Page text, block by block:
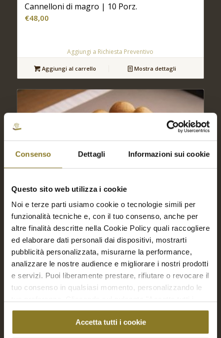
Consenso Dettagli Informazioni sui cookie
Questo sito web utilizza i cookie
Noi e terze parti usiamo cookie o tecnologie simili per
funzionalità tecniche e, con il tuo consenso, anche per
altre finalità descritte nella Cookie Policy quali raccogliere
ed elaborare dati personali dai dispositivi, mostrarti
pubblicità personalizzata, misurarne la performance,
analizzare le nostre audience e migliorare i nostri prodotti
e servizi. Puoi liberamente prestare, rifiutare o revocare il
tuo consenso in qualsiasi momento, personalizzando le
cookie" acconsenti all'uso di tali tecnologie per tutte le
finalità indicate. Cliccando sul pulsante "Accetta cookie
tecnici" acconsenti all'uso dei soli cookie tecnici.
Accetta tutti i cookie
Cannelloni di magro | 10 Porz.
€48,00
Aggiungi a Richiesta Preventivo
Aggiungi al carrello Mostra dettagli
Mini panbrioches allo spada | 20 Pz.
€44,00
Aggiungi a Richiesta Preventivo